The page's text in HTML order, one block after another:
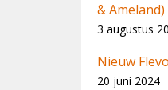
& Ameland)
3 augustus
Nieuw
20 juni 2024